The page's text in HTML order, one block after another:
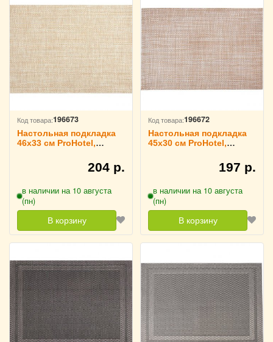
Код товара:196673
Настольная подкладка
46х33 см ProHotel,
204 р.
в наличии на 10 августа
(пн)
В корзину
Код товара:196672
Настольная подкладка
45х30 см ProHotel,
197 р.
в наличии на 10 августа
(пн)
В корзину